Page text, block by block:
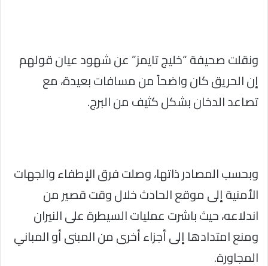
ونقلت صحيفة “خليج تايمز” عن شهود عيان قولهم
إن الحريق كان واضحاً من مسافات بعيدة، مع
تصاعد الدخان بشكل كثيف من البرج.
وبحسب المصادر ذاتها، وصلت فرق الإطفاء والجهات
الأمنية إلى موقع الحادث خلال وقت قصير من
اندلاعه، حيث باشرت عمليات السيطرة على النيران
ومنع امتدادها إلى أجزاء أخرى من المبنى أو المباني
المجاورة.